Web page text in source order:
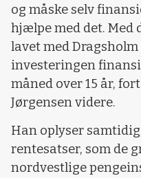
og måske selv
hjælpe med det. Med
lavet med Dragsholm
investeringen
måned over 15 år,
Jørgensen videre.
Han oplyser
rentesatser, som de
nordvestlige